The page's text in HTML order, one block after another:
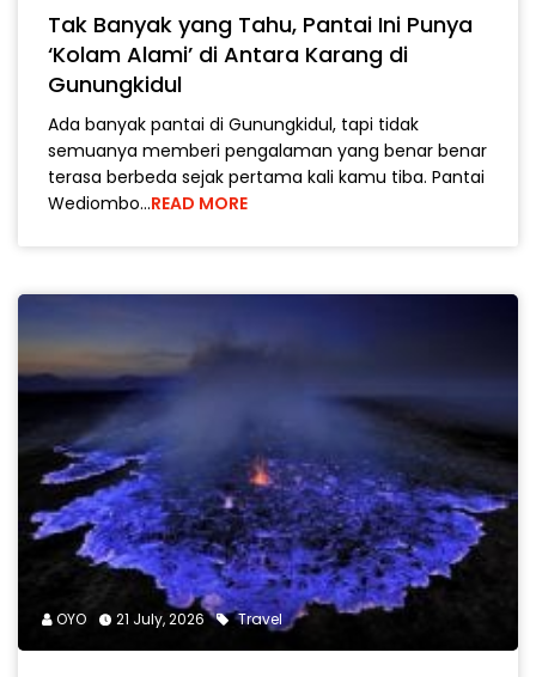
Tak Banyak yang Tahu, Pantai Ini Punya
‘Kolam Alami’ di Antara Karang di
Gunungkidul
Ada banyak pantai di Gunungkidul, tapi tidak
semuanya memberi pengalaman yang benar benar
terasa berbeda sejak pertama kali kamu tiba. Pantai
Wediombo…READ MORE
OYO 21 July, 2026 Travel